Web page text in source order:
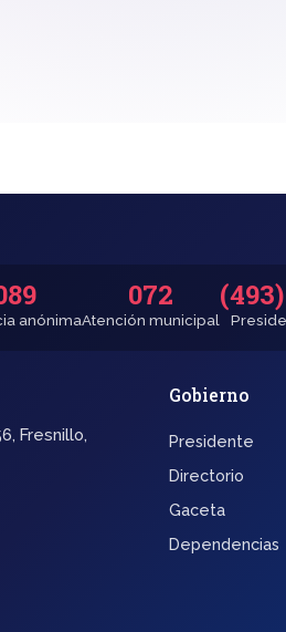
anónima
072
Atención municipal
Fresnillo,
Gobierno
Presidente
Directorio
Gaceta
Dependencias